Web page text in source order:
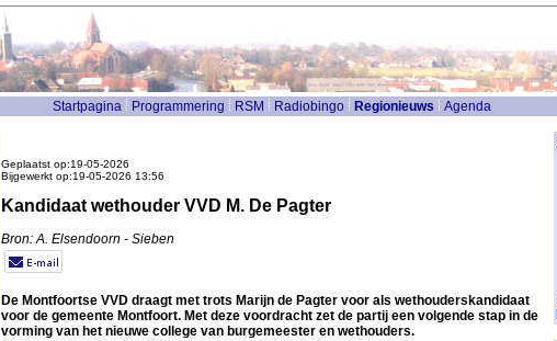
Startpagina Programmering RSM Radiobingo Regionieuws Agenda
Geplaatst op:19-05-2026
Bijgewerkt op:19-05-2026 13:56
Kandidaat wethouder VVD M. De Pagter
Bron: A. Elsendoorn - Sieben
De Montfoortse VVD draagt met trots Marijn de Pagter voor als wethouderskandidaat
voor de gemeente Montfoort. Met deze voordracht zet de partij een volgende stap in de
vorming van het nieuwe college van burgemeester en wethouders.